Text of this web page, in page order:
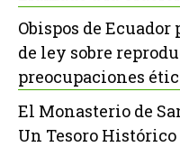
Obispos de
de ley sobre
preocupaciones
El Monasterio de
Un Tesoro